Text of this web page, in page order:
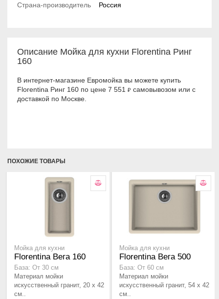
Страна-производитель Россия
Описание Мойка для кухни Florentina Ринг
160
В интернет-магазине Евромойка вы можете купить
Florentina Ринг 160 по цене 7 551 ₽ самовывозом или с
доставкой по Москве.
ПОХОЖИЕ ТОВАРЫ
Мойка для кухни
Florentina Вега 160
База: От 30 см
Материал мойки
искусственный гранит, 20 x 42
см..
Мойка для кухни
Florentina Вега 500
База: От 60 см
Материал мойки
искусственный гранит, 54 x 42
см..